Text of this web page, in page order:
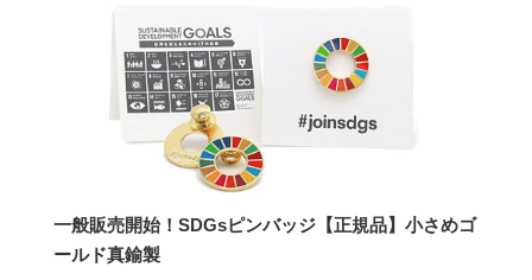
一般販売開始！SDGsピンバッジ【正規品】小さめゴ
ールド真鍮製